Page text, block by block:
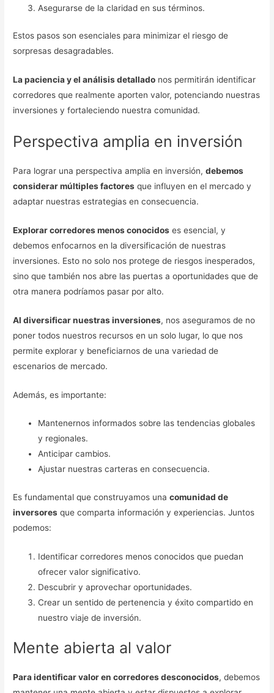
Asegurarse de la claridad en sus términos.
Estos pasos son esenciales para minimizar el riesgo de
sorpresas desagradables.
La paciencia y el análisis detallado nos permitirán identificar
corredores que realmente aporten valor, potenciando nuestras
inversiones y fortaleciendo nuestra comunidad.
Perspectiva amplia en inversión
Para lograr una perspectiva amplia en inversión,debemos
considerar múltiples factores que influyen en el mercado y
adaptar nuestras estrategias en consecuencia.
Explorar corredores menos conocidos es esencial, y
debemos enfocarnos en la diversificación de nuestras
inversiones. Esto no solo nos protege de riesgos inesperados,
sino que también nos abre las puertas a oportunidades que de
otra manera podríamos pasar por alto.
Al diversificar nuestras inversiones, nos aseguramos de no
poner todos nuestros recursos en un solo lugar, lo que nos
permite explorar y beneficiarnos de una variedad de
escenarios de mercado.
Además, es importante:
Mantenernos informados sobre las tendencias globales
y regionales.
Anticipar cambios.
Ajustar nuestras carteras en consecuencia.
Es fundamental que construyamos unacomunidad de
inversores que comparta información y experiencias. Juntos
podemos:
Identificar corredores menos conocidos que puedan
ofrecer valor significativo.
Descubrir y aprovechar oportunidades.
Crear un sentido de pertenencia y éxito compartido en
nuestro viaje de inversión.
Mente abierta al valor
Para identificar valor en corredores desconocidos, debemos